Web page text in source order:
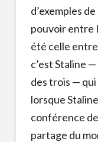
d’exemples
pouvoir entre
été celle
c’est Staline
des trois — qui
lorsque
conférence
partage du